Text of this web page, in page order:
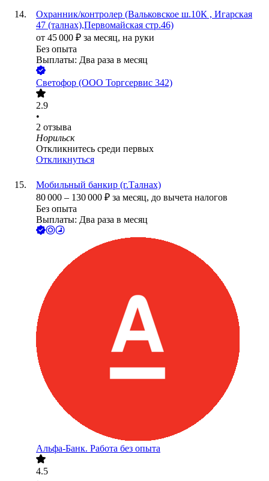
Охранник/контролер (Вальковское ш.10К , Игарская
47 (талнах),Первомайская стр.46)
от 45 000 ₽ за месяц, на руки
Без опыта
Выплаты: Два раза в месяц
Светофор (ООО Торгсервис 342)
2.9
•
2 отзыва
Норильск
Откликнитесь среди первых
Откликнуться
Мобильный банкир (г.Талнах)
80 000 – 130 000 ₽ за месяц, до вычета налогов
Без опыта
Выплаты: Два раза в месяц
Альфа-Банк. Работа без опыта
4.5